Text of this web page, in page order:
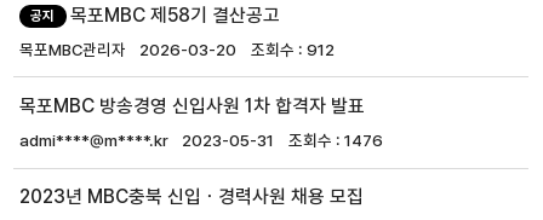
공지 목포MBC 제58기 결산공고
목포MBC관리자 2026-03-20 912
목포MBC 방송경영 신입사원 1차 합격자 발표
admi****@m****.kr 2023-05-31 1476
2023년 MBC충북 신입ㆍ경력사원 채용 모집